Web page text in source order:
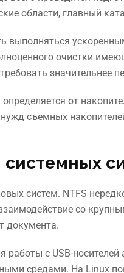
области, главный
выполняться
очистки
значительнее
от
съемных
системных
систем. NTFS
со
документа.
работы с USB-
средами. На Linux